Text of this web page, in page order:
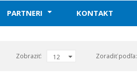
PARTNERI KONTAKT
Zoradiť podľa:
Zobraziť: 12